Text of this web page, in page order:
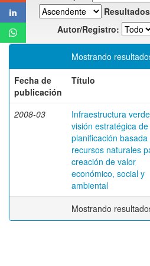
Autor/Registro:
Mostrando
Fecha de
publicación
Título
2008-03
Infraestructura
visión estratégica de
planificación
recursos naturales
creación de valor
económico, social y
ambiental
Mostrando